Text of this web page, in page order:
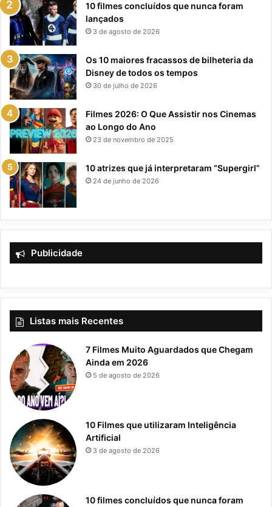
10 filmes concluídos que nunca foram
lançados
3 de agosto de 2026
Os 10 maiores fracassos de bilheteria da
Disney de todos os tempos
30 de julho de 2026
Filmes 2026: O Que Assistir nos Cinemas
ao Longo do Ano
23 de novembro de 2025
10 atrizes que já interpretaram “Supergirl”
24 de junho de 2026
Publicidade
Listas mais Recentes
7 Filmes Muito Aguardados que Chegam
Ainda em 2026
5 de agosto de 2026
10 Filmes que utilizaram Inteligência
Artificial
3 de agosto de 2026
10 filmes concluídos que nunca foram